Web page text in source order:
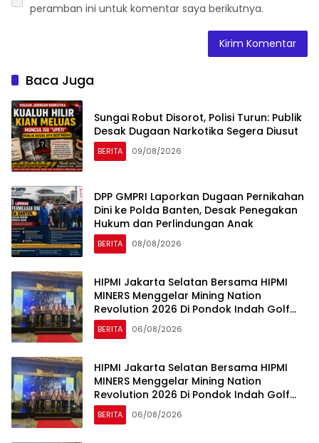
peramban ini untuk komentar saya berikutnya.
Baca Juga
Sungai Robut Disorot, Polisi Turun: Publik
Desak Dugaan Narkotika Segera Diusut
BERITA 09/08/2026
DPP GMPRI Laporkan Dugaan Pernikahan
Dini ke Polda Banten, Desak Penegakan
Hukum dan Perlindungan Anak
BERITA 08/08/2026
HIPMI Jakarta Selatan Bersama HIPMI
MINERS Menggelar Mining Nation
Revolution 2026 Di Pondok Indah Golf
Jakarta
BERITA 06/08/2026
HIPMI Jakarta Selatan Bersama HIPMI
MINERS Menggelar Mining Nation
Revolution 2026 Di Pondok Indah Golf
Jakarta
BERITA 06/08/2026